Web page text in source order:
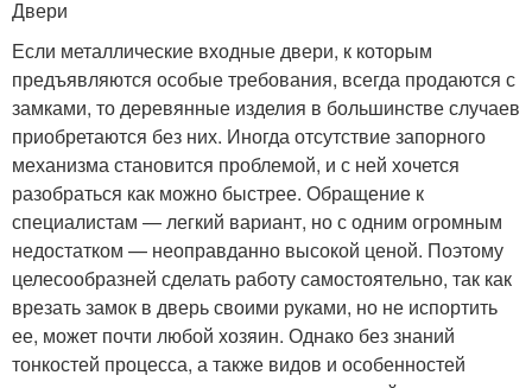
Двери
Если металлические входные двери, к которым
предъявляются особые требования, всегда продаются с
замками, то деревянные изделия в большинстве случаев
приобретаются без них. Иногда отсутствие запорного
механизма становится проблемой, и с ней хочется
разобраться как можно быстрее. Обращение к
специалистам — легкий вариант, но с одним огромным
недостатком — неоправданно высокой ценой. Поэтому
целесообразней сделать работу самостоятельно, так как
врезать замок в дверь своими руками, но не испортить
ее, может почти любой хозяин. Однако без знаний
тонкостей процесса, а также видов и особенностей